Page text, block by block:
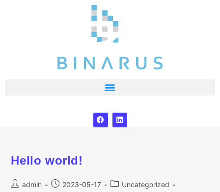
Hello world!
admin 2023-05-17
Uncategorized